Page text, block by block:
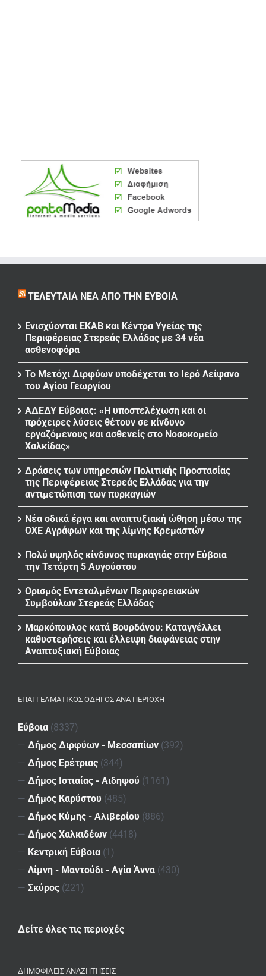
ΤΕΛΕΥΤΑΊΑ ΝΈΑ ΑΠΌ ΤΗΝ ΕΎΒΟΙΑ
Ενισχύονται ΕΚΑΒ και Κέντρα Υγείας της
Περιφέρειας Στερεάς Ελλάδας με 34 νέα
ασθενοφόρα
Το Μετόχι Διρφύων υποδέχεται το Ιερό Λείψανο
του Αγίου Γεωργίου
ΑΔΕΔΥ Εύβοιας: «Η υποστελέχωση και οι
πρόχειρες λύσεις θέτουν σε κίνδυνο
εργαζόμενους και ασθενείς στο Νοσοκομείο
Χαλκίδας»
Δράσεις των υπηρεσιών Πολιτικής Προστασίας
της Περιφέρειας Στερεάς Ελλάδας για την
αντιμετώπιση των πυρκαγιών
Νέα οδικά έργα και αναπτυξιακή ώθηση μέσω της
ΟΧΕ Αγράφων και της λίμνης Κρεμαστών
Πολύ υψηλός κίνδυνος πυρκαγιάς στην Εύβοια
την Τετάρτη 5 Αυγούστου
Ορισμός Εντεταλμένων Περιφερειακών
Συμβούλων Στερεάς Ελλάδας
Μαρκόπουλος κατά Βουρδάνου: Καταγγέλλει
καθυστερήσεις και έλλειψη διαφάνειας στην
Αναπτυξιακή Εύβοιας
ΕΠΑΓΓΕΛΜΑΤΙΚΌΣ ΟΔΗΓΌΣ ΑΝΆ ΠΕΡΙΟΧΉ
Εύβοια (8337)
— Δήμος Διρφύων - Μεσσαπίων (392)
— Δήμος Ερέτριας (344)
— Δήμος Ιστιαίας - Αιδηψού (1161)
— Δήμος Καρύστου (485)
— Δήμος Κύμης - Αλιβερίου (886)
— Δήμος Χαλκιδέων (4418)
— Κεντρική Εύβοια (1)
— Λίμνη - Μαντούδι - Αγία Άννα (430)
— Σκύρος (221)
Δείτε όλες τις περιοχές
ΔΗΜΟΦΙΛΕΙΣ ΑΝΑΖΗΤΗΣΕΙΣ